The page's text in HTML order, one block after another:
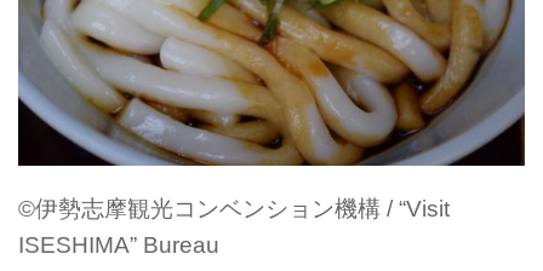
©伊勢志摩観光コンベンション機構 / “Visit
ISESHIMA” Bureau